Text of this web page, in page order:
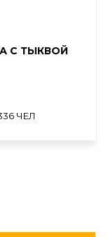
С ТЫКВОЙ
ЧЕЛ